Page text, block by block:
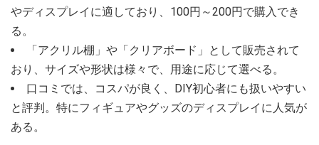
やディスプレイに適しており、100円～200円で購入でき
る。
「アクリル棚」や「クリアボード」として販売されて
おり、サイズや形状は様々で、用途に応じて選べる。
口コミでは、コスパが良く、DIY初心者にも扱いやすい
と評判。特にフィギュアやグッズのディスプレイに人気が
ある。